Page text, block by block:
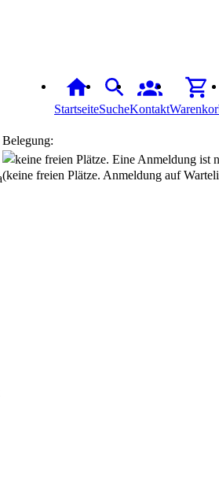
StartseiteSucheKontakt
Belegung:
(keine freien Plätze. Anmeldung auf